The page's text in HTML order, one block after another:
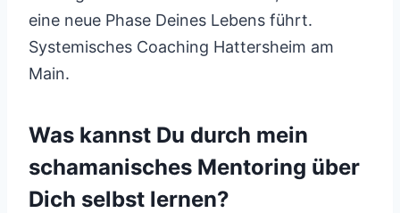
eine neue Phase Deines Lebens führt.
Systemisches Coaching Hattersheim am
Main.
Was kannst Du durch mein
schamanisches Mentoring über
Dich selbst lernen?